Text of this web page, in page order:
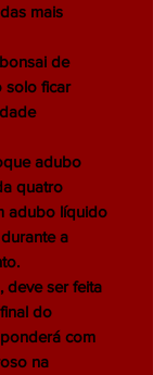
mais
de
solo ficar
adubo
quatro
adubo líquido
a
deve ser feita
do
com
na